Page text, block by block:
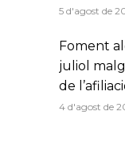
5 d'agost de
Foment
juliol
de
4 d'agost de